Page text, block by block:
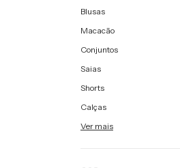
Blusas
Macacão
Conjuntos
Saias
Shorts
Calças
Ver mais